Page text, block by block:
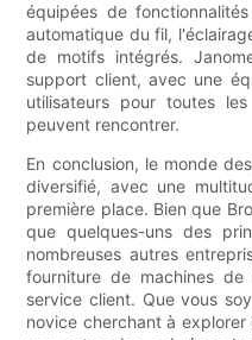
équipées de
automatique du fil,
de motifs intégrés.
support client, avec une
utilisateurs pour toutes
peuvent rencontrer.
En conclusion, le monde
diversifié, avec une
première place. Bien que
que quelques-uns des
nombreuses autres
fourniture de machines
service client. Que vous
novice cherchant à